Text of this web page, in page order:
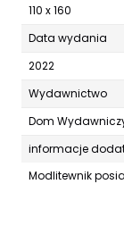
110 x 160
Data wydania
2022
Wydawnictwo
Dom
informacje
Modlitewnik